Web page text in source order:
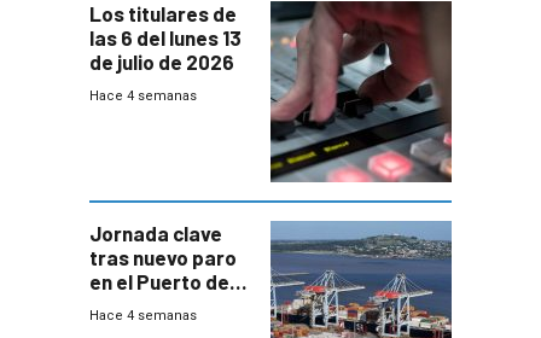
Los titulares de
las 6 del lunes 13
de julio de 2026
Hace 4 semanas
Jornada clave
tras nuevo paro
en el Puerto de
Montevideo
Hace 4 semanas